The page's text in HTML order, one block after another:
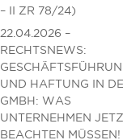
– II ZR 78/24)
22.04.2026 –
RECHTSNEWS:
UND HAFTUNG IN
GMBH: WAS
UNTERNEHMEN
BEACHTEN MÜSSEN!